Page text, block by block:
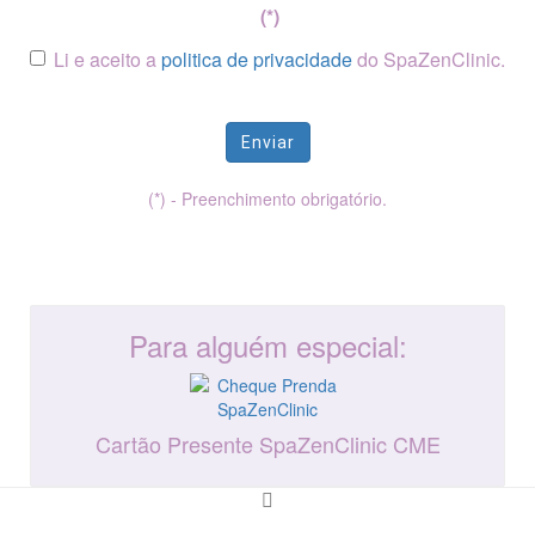
(*)
Li e aceito apolitica de privacidadedo SpaZenClinic.
Enviar
(*) - Preenchimento obrigatório.
Para alguém especial:
Cartão Presente SpaZenClinic CME